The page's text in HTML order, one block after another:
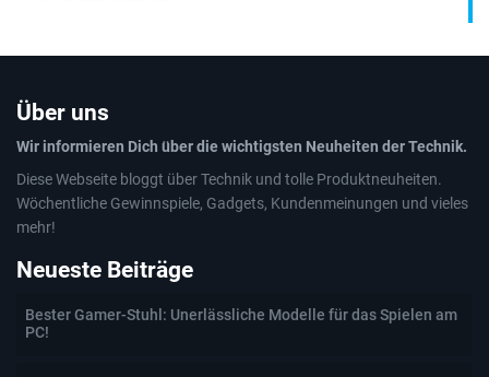
Über uns
Wir informieren Dich über die wichtigsten Neuheiten der Technik.
Diese Webseite bloggt über Technik und tolle Produktneuheiten.
Wöchentliche Gewinnspiele, Gadgets, Kundenmeinungen und vieles
mehr!
Neueste Beiträge
Bester Gamer-Stuhl: Unerlässliche Modelle für das Spielen am
PC!